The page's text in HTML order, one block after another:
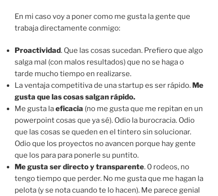
En mi caso voy a poner como me gusta la gente que
trabaja directamente conmigo:
Proactividad. Que las cosas sucedan. Prefiero que algo
salga mal (con malos resultados) que no se haga o
tarde mucho tiempo en realizarse.
La ventaja competitiva de una startup es ser rápido. Me
gusta que las cosas salgan rápido.
Me gusta laeficacia (no me gusta que me repitan en un
powerpoint cosas que ya sé). Odio la burocracia. Odio
que las cosas se queden en el tintero sin solucionar.
Odio que los proyectos no avancen porque hay gente
que los para para ponerle su puntito.
Me gusta ser directo y transparente. 0 rodeos, no
tengo tiempo que perder. No me gusta que me hagan la
pelota (y se nota cuando te lo hacen). Me parece genial